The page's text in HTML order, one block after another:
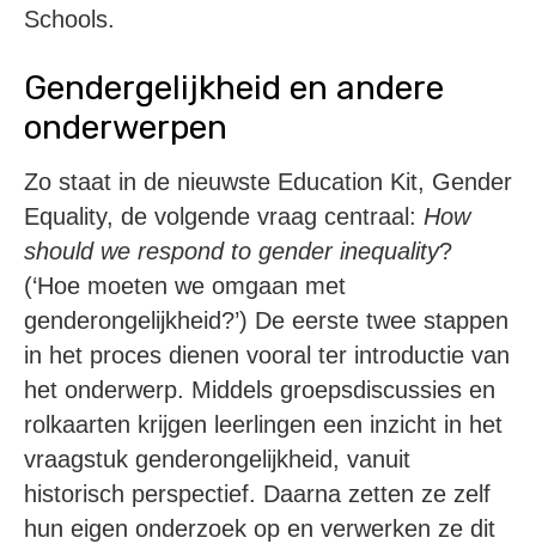
Schools.
Gendergelijkheid en andere
onderwerpen
Zo staat in de nieuwste Education Kit, Gender
Equality, de volgende vraag centraal: How
should we respond to gender inequality?
(‘Hoe moeten we omgaan met
genderongelijkheid?’) De eerste twee stappen
in het proces dienen vooral ter introductie van
het onderwerp. Middels groepsdiscussies en
rolkaarten krijgen leerlingen een inzicht in het
vraagstuk genderongelijkheid, vanuit
historisch perspectief. Daarna zetten ze zelf
hun eigen onderzoek op en verwerken ze dit